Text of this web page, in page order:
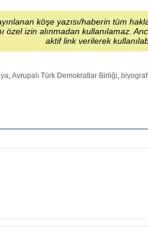
köşe yazısı/haberin tüm
özel izin alınmadan kullanılamaz.
aktif link verilerek
, Avrupalı Türk Demokratlar Birliği, biyografi